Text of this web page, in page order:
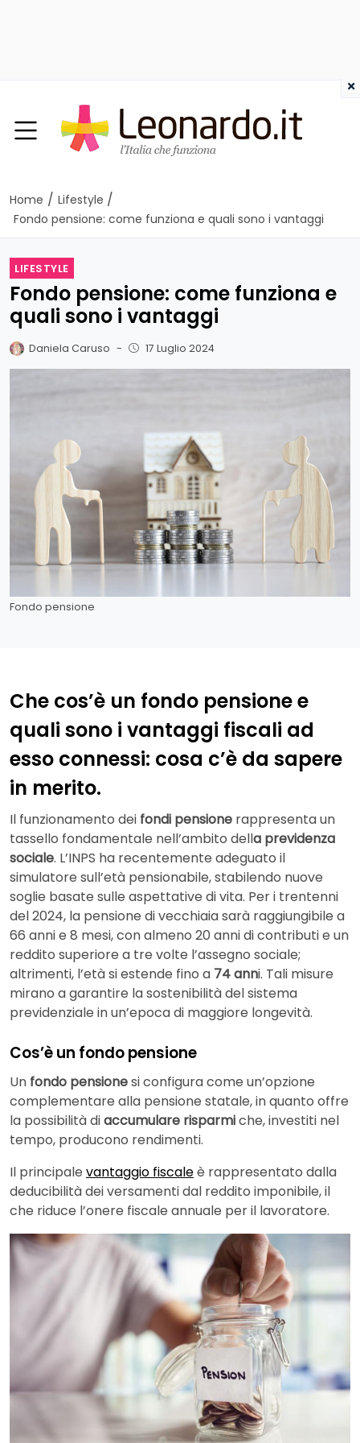
Home / Lifestyle /
Fondo pensione: come funziona e quali sono i vantaggi
LIFESTYLE
Fondo pensione: come funziona e
quali sono i vantaggi
Daniela Caruso - 17 Luglio 2024
Fondo pensione
Che cos’è un fondo pensione e
quali sono i vantaggi fiscali ad
esso connessi: cosa c’è da sapere
in merito.
Il funzionamento dei fondi pensione rappresenta un
tassello fondamentale nell’ambito della previdenza
sociale. L’INPS ha recentemente adeguato il
simulatore sull’età pensionabile, stabilendo nuove
soglie basate sulle aspettative di vita. Per i trentenni
del 2024, la pensione di vecchiaia sarà raggiungibile a
66 anni e 8 mesi, con almeno 20 anni di contributi e un
reddito superiore a tre volte l’assegno sociale;
altrimenti, l’età si estende fino a 74 anni. Tali misure
mirano a garantire la sostenibilità del sistema
previdenziale in un’epoca di maggiore longevità.
Cos’è un fondo pensione
Un fondo pensionesi configura come un’opzione
complementare alla pensione statale, in quanto offre
la possibilità diaccumulare risparmiche, investiti nel
tempo, producono rendimenti.
Il principale vantaggio fiscaleè rappresentato dalla
deducibilità dei versamenti dal reddito imponibile, il
che riduce l’onere fiscale annuale per il lavoratore.
×